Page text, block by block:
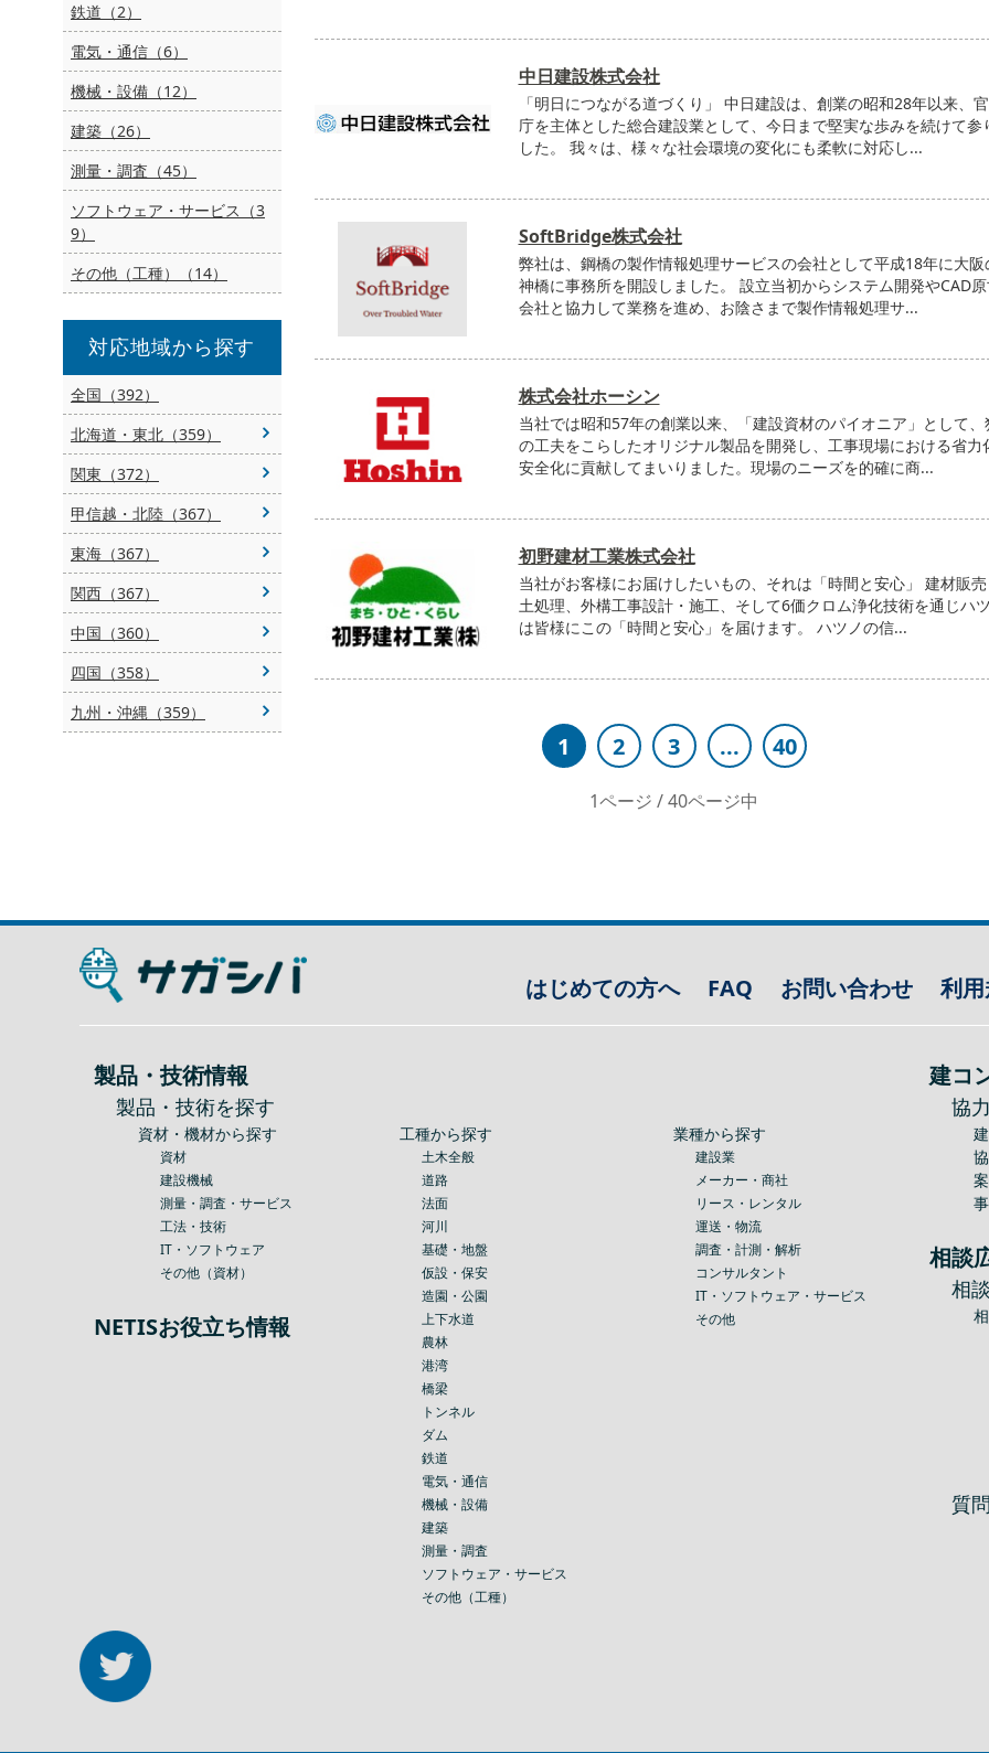
鉄道（2）
電気・通信（6）
機械・設備（12）
建築（26）
測量・調査（45）
ソフトウェア・サービス（3
9）
その他（工種）（14）
対応地域から探す
全国（392）
北海道・東北（359）
関東（372）
甲信越・北陸（367）
東海（367）
関西（367）
中国（360）
四国（358）
九州・沖縄（359）
中日建設株式会社
「明日につながる道づくり」 中日建設は、創業の昭和28年以来、
庁を主体とした総合建設業として、今日まで堅実な歩みを続けて参
した。 我々は、様々な社会環境の変化にも柔軟に対応し...
SoftBridge株式会社
弊社は、鋼橋の製作情報処理サービスの会社として平成18年に大阪
神橋に事務所を開設しました。 設立当初からシステム開発やCAD
会社と協力して業務を進め、お陰さまで製作情報処理サ...
株式会社ホーシン
当社では昭和57年の創業以来、「建設資材のパイオニア」として、
の工夫をこらしたオリジナル製品を開発し、工事現場における省力
安全化に貢献してまいりました。現場のニーズを的確に商...
初野建材工業株式会社
当社がお客様にお届けしたいもの、それは「時間と安心」 建材販
土処理、外構工事設計・施工、そして6価クロム浄化技術を通じハ
は皆様にこの「時間と安心」を届けます。 ハツノの信...
1 2 3 ... 40
1ページ / 40ページ中
はじめての方へ FAQ お問い合わせ 利
製品・技術情報
製品・技術を探す
資材・機材から探す
資材
建設機械
測量・調査・サービス
工法・技術
IT・ソフトウェア
その他（資材）
NETISお役立ち情報
工種から探す
土木全般
道路
法面
河川
基礎・地盤
仮設・保安
造園・公園
上下水道
農林
港湾
橋梁
トンネル
ダム
鉄道
電気・通信
機械・設備
建築
測量・調査
ソフトウェア・サービス
その他（工種）
業種から探す
建設業
メーカー・商社
リース・レンタル
運送・物流
調査・計測・解析
コンサルタント
IT・ソフトウェア・サービス
その他
建コ
協
相談
相
質